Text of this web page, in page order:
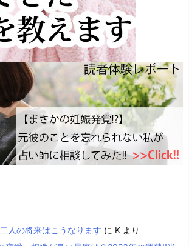
人の将来はこうなります に K より